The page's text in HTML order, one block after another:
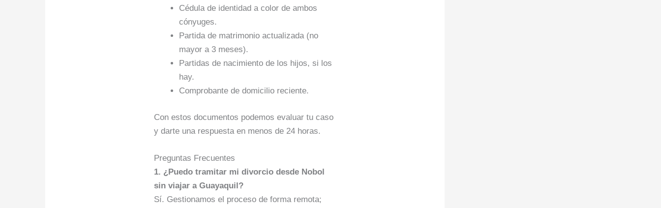
Cédula de identidad a color de ambos
cónyuges.
Partida de matrimonio actualizada (no
mayor a 3 meses).
Partidas de nacimiento de los hijos, si los
hay.
Comprobante de domicilio reciente.
Con estos documentos podemos evaluar tu caso
y darte una respuesta en menos de 24 horas.
Preguntas Frecuentes
1. ¿Puedo tramitar mi divorcio desde Nobol
sin viajar a Guayaquil?
Sí. Gestionamos el proceso de forma remota;